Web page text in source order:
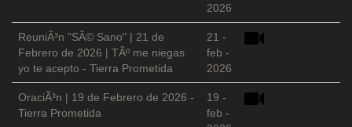
2026
ReuniÃ³n "SÃ© Sano" | 21 de
Febrero de 2026 | TÃº me niegas
yo te acepto - Tierra Prometida
21 -
feb -
2026
OraciÃ³n | 19 de Febrero de 2026 -
Tierra Prometida
19 -
feb -